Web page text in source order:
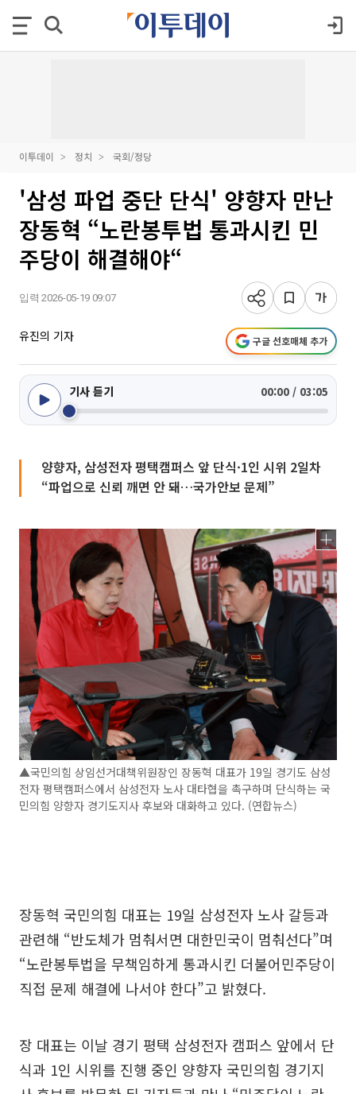
이투데이 정치 국회/정당
'삼성 파업 중단 단식' 양향자 만난
장동혁 “노란봉투법 통과시킨 민
주당이 해결해야“
입력 2026-05-19 09:07
유진의 기자 구글 선호매체 추가
기사 듣기 00:00 / 03:05
양향자, 삼성전자 평택캠퍼스 앞 단식·1인 시위 2일차
“파업으로 신뢰 깨면 안 돼…국가안보 문제”
▲국민의힘 상임선거대책위원장인 장동혁 대표가 19일 경기도 삼성
전자 평택캠퍼스에서 삼성전자 노사 대타협을 촉구하며 단식하는 국
민의힘 양향자 경기도지사 후보와 대화하고 있다. (연합뉴스)
장동혁 국민의힘 대표는 19일 삼성전자 노사 갈등과
관련해 “반도체가 멈춰서면 대한민국이 멈춰선다”며
“노란봉투법을 무책임하게 통과시킨 더불어민주당이
직접 문제 해결에 나서야 한다”고 밝혔다.
장 대표는 이날 경기 평택 삼성전자 캠퍼스 앞에서 단
식과 1인 시위를 진행 중인 양향자 국민의힘 경기지